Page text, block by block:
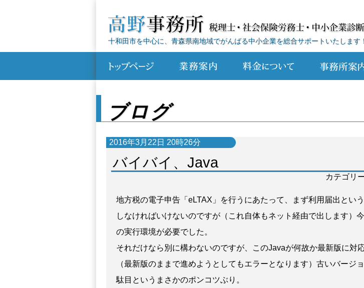
十和田市を中心に、青森県南地域でがんばる中小企業を総合サポートいたします！
ブログ
2016年3月22日 20時26分
バイバイ、Java
カテゴリ
地方税の電子申告「eLTAX」を行うにあたって、まず利用届出とい
しなければいけないのですが（これ自体もネット経由で出します）
の実行環境が必要でした。
それだけなら別に構わないのですが、このJavaが何故か最新版に対
（最新版のままで進めようとしてもエラーとなります）古いバージ
駄目というまさかのポンコツぶり。